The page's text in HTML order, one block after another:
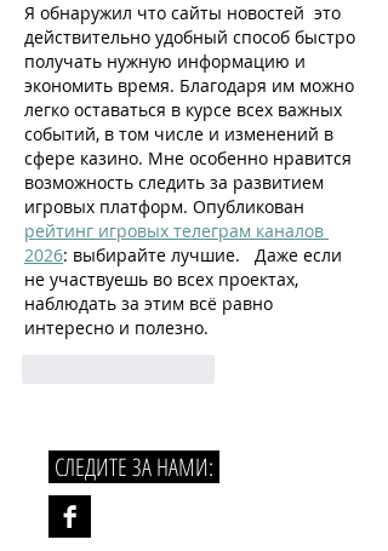
Я обнаружил что сайты новостей  это
действительно удобный способ быстро
получать нужную информацию и
экономить время. Благодаря им можно
легко оставаться в курсе всех важных
событий, в том числе и изменений в
сфере казино. Мне особенно нравится
возможность следить за развитием
игровых платформ. Опубликован
рейтинг игровых телеграм каналов
2026: выбирайте лучшие.   Даже если
не участвуешь во всех проектах,
наблюдать за этим всё равно
интересно и полезно.
СЛЕДИТЕ ЗА НАМИ: